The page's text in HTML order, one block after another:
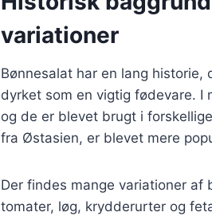
variationer
Bønnesalat har en lang
dyrket som en vigtig fødevare.
og de er blevet brugt i
fra Østasien, er blevet mere
Der findes mange variationer af
tomater, løg, krydderurter og